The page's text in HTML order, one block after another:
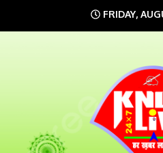
to
FRIDAY,